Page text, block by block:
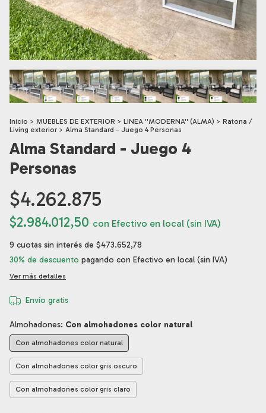
Inicio > MUEBLES DE EXTERIOR > LINEA ''MODERNA'' (ALMA) > Ratona /
Living exterior > Alma Standard - Juego 4 Personas
Alma Standard - Juego 4
Personas
$4.262.875
$2.984.012,50 con Efectivo en local (sin IVA)
9 cuotas sin interés de $473.652,78
30% de descuento pagando con Efectivo en local (sin IVA)
Ver más detalles
Envío gratis
Almohadones: Con almohadones color natural
Con almohadones color natural
Con almohadones color gris oscuro
Con almohadones color gris claro